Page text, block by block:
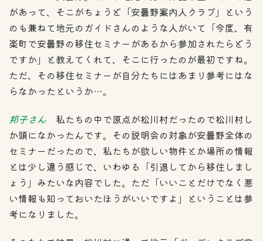
があって、そこがちょうど「安曇野案内人クラブ」という
のも兼ねて地元のガイドさんのような人がいて「今度、有
楽町で安曇野の移住セミナーがあるから参加されたらどう
ですか」と教えてくれて、そこに行ったのが最初ですね。
ただ、その移住セミナーが自分たちにはあまり参考にはな
らなかったというか…。
邦子さん 私たちの中で原点が松川村だったので松川村し
か頭になかったんです。その説明会の対象が安曇野全体の
セミナーだったので、私たちが欲しい物件とか場所の情報
とは少し違う感じで、いわゆる「引退してから移住しまし
ょう」みたいな内容でした。ただ「いいことだけでなく悪
い情報も知っておいたほうがいいですよ」ということは参
考になりました。